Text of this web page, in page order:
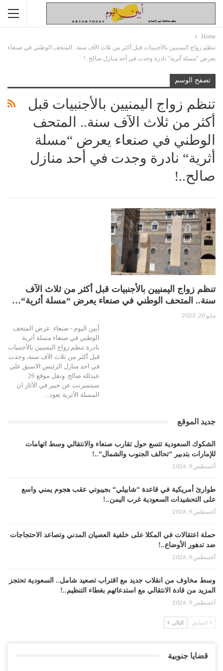
Home
تنظم زواج اليمنيين بالأجنبيات قبل أكثر من ثلاث الآف سنة.. المتحف الوطني في صنعاء
يعرض “مسلة أثرية“ نادرة وجدت في أحد منازل صالح..!
تصفح الوسم
تنظم زواج اليمنيين بالأجنبيات قبل
أكثر من ثلاث الآف سنة.. المتحف
الوطني في صنعاء يعرض “مسلة
أثرية“ نادرة وجدت في أحد منازل
صالح..!
تنظم زواج اليمنيين بالأجنبيات قبل أكثر من ثلاث الآف
سنة.. المتحف الوطني في صنعاء يعرض “مسلة أثرية“…
مايو 20, 2023
أبين اليوم - صنعاء عرض المتحف
الوطني في صنعاء مسلة أثرية
نادرة تنظم زواج اليمنيين بالأجنبيات
قبل أكثر من ثلاث الآف سنة، وجدت
في احد منازل الرئيس الاسبق علي
عبدلله صالح. ونقل موقع 26
سبتمبرنت عن خبير في الآثار ان
المسلة الأثرية تعود…
جديد الموقع
الشكوك السعودية تتسع حول تقارب صنعاء والانتقالي وسط اتهامات
للإمارات بتدبير “تحالف الجنوب والشمال“..!
أغسطس 9, 2026
طوارئ أمريكية في قاعدة “شابيلي“ بجيبوتي عقب هجوم يمني واسع
على التحشيدات السعودية غرب اليمن..!
أغسطس 9, 2026
حملة اعتقالات في المكلا على خلفية العصيان المدني وتصاعد الاحتجاجات
ضد تدهور الأوضاع..!
أغسطس 9, 2026
وسط مخاوف من انقلاب جديد مع اقتراب تصعيد شامل.. السعودية تحتجز
المزيد من قادة الانتقالي مع استدعائهم بغطاء التنظيم..!
أغسطس 9, 2026
الانتقالي يحاصر قوات سعودية في الضالع.. والرياض تلوّح بالخيار
السابق التالي
قضايا جنوبية